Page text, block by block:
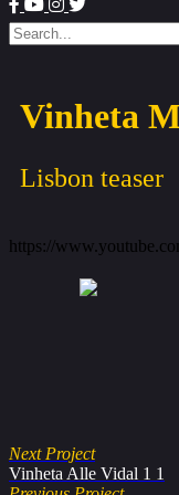
Vinheta
Lisbon teaser
https://
Next Project
Vinheta Alle Vidal 1 1